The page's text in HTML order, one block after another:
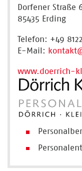
Dorfener Straße
85435 Erding
Telefon: +49
E-Mail: kontakt
www.doerrich-